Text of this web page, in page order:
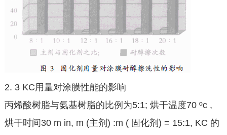
2. 3 KC用量对涂膜性能的影响
丙烯酸树脂与氨基树脂的比例为5:1; 烘干温度70 ºc ,
烘干时间30 m in, m (主剂) :m ( 固化剂) = 15:1, KC 的